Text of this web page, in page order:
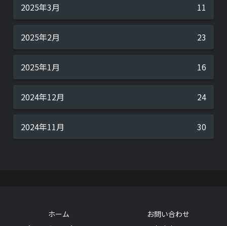
2025年3月 11
2025年2月 23
2025年1月 16
2024年12月 24
2024年11月 30
ホーム
お問い合わせ